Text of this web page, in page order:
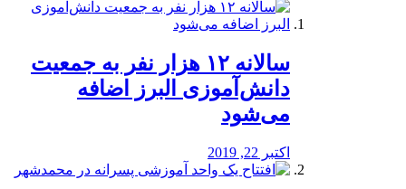
️سالانه ۱۲ هزار نفر به جمعیت
دانش‌آموزی البرز اضافه
می‌شود
اکتبر 22, 2019